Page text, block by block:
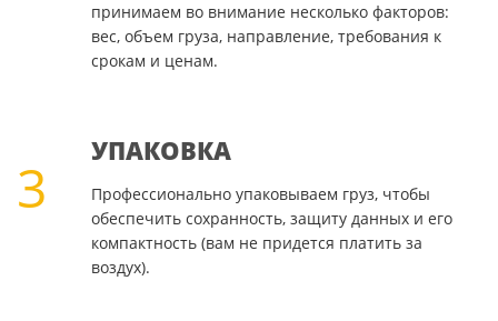
принимаем во внимание несколько факторов:
вес, объем груза, направление, требования к
срокам и ценам.
3
УПАКОВКА
Профессионально упаковываем груз, чтобы
обеспечить сохранность, защиту данных и его
компактность (вам не придется платить за
воздух).